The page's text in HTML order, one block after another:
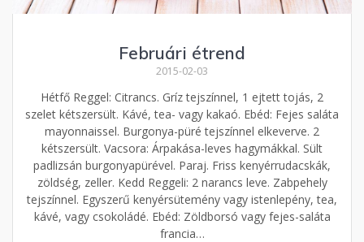
Februári étrend
2015-02-03
Hétfő Reggel: Citrancs. Gríz tejszínnel, 1 ejtett tojás, 2
szelet kétszersült. Kávé, tea- vagy kakaó. Ebéd: Fejes saláta
mayonnaissel. Burgonya-püré tejszínnel elkeverve. 2
kétszersült. Vacsora: Árpakása-leves hagymákkal. Sült
padlizsán burgonyapürével. Paraj. Friss kenyérrudacskák,
zöldség, zeller. Kedd Reggeli: 2 narancs leve. Zabpehely
tejszínnel. Egyszerű kenyérsütemény vagy istenlepény, tea,
kávé, vagy csokoládé. Ebéd: Zöldborsó vagy fejes-saláta
francia…